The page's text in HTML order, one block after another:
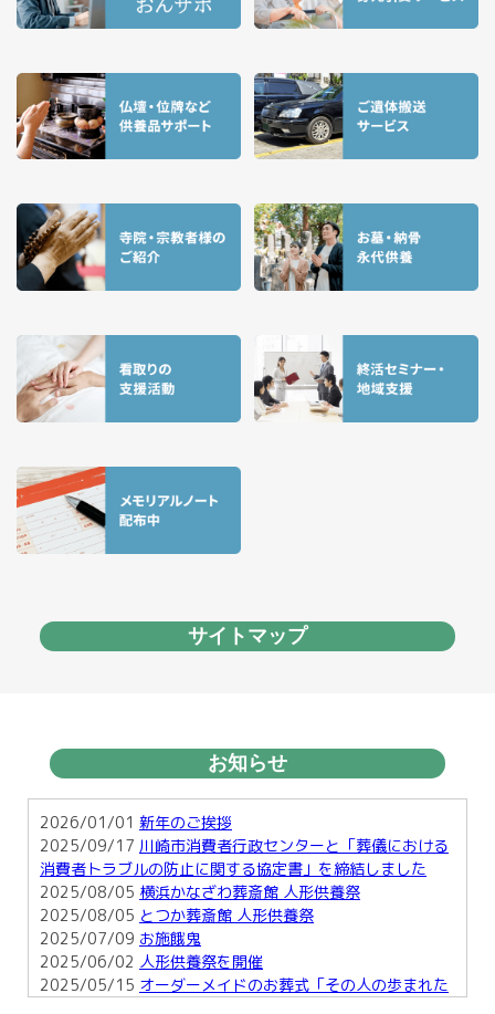
サイトマップ
お知らせ
2026/01/01 新年のご挨拶
2025/09/17 川崎市消費者行政センターと「葬儀における
消費者トラブルの防止に関する協定書」を締結しました
2025/08/05 横浜かなざわ葬斎館 人形供養祭
2025/08/05 とつか葬斎館 人形供養祭
2025/07/09 お施餓鬼
2025/06/02 人形供養祭を開催
2025/05/15 オーダーメイドのお葬式「その人の歩まれた